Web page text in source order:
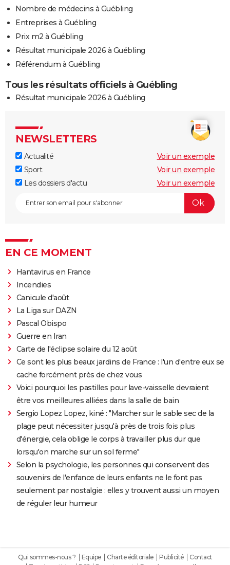
Nombre de médecins à Guébling
Entreprises à Guébling
Prix m2 à Guébling
Résultat municipale 2026 à Guébling
Référendum à Guébling
Tous les résultats officiels à Guébling
Résultat municipale 2026 à Guébling
NEWSLETTERS
Actualité
Voir un exemple
Sport
Voir un exemple
Les dossiers d'actu
Voir un exemple
EN CE MOMENT
Hantavirus en France
Incendies
Canicule d'août
La Liga sur DAZN
Pascal Obispo
Guerre en Iran
Carte de l'éclipse solaire du 12 août
Ce sont les plus beaux jardins de France : l'un d'entre eux se
cache forcément près de chez vous
Voici pourquoi les pastilles pour lave-vaisselle devraient
être vos meilleures alliées dans la salle de bain
Sergio Lopez Lopez, kiné : "Marcher sur le sable sec de la
plage peut nécessiter jusqu'à près de trois fois plus
d'énergie, cela oblige le corps à travailler plus dur que
lorsqu'on marche sur un sol ferme"
Selon la psychologie, les personnes qui conservent des
souvenirs de l'enfance de leurs enfants ne le font pas
seulement par nostalgie : elles y trouvent aussi un moyen
de réguler leur humeur
Qui sommes-nous ? Equipe Charte éditoriale Publicité
Contact